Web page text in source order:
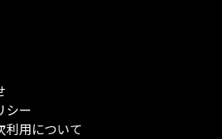
シー
利用について